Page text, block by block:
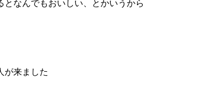
となんでもおいしい、とかいうから
が来ました